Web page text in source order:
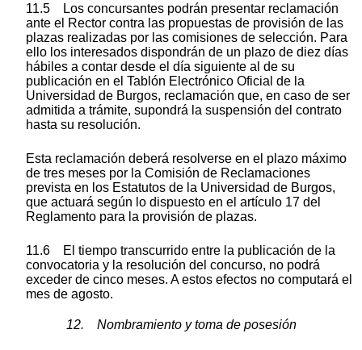
11.5 Los concursantes podrán presentar reclamación
ante el Rector contra las propuestas de provisión de las
plazas realizadas por las comisiones de selección. Para
ello los interesados dispondrán de un plazo de diez días
hábiles a contar desde el día siguiente al de su
publicación en el Tablón Electrónico Oficial de la
Universidad de Burgos, reclamación que, en caso de ser
admitida a trámite, supondrá la suspensión del contrato
hasta su resolución.
Esta reclamación deberá resolverse en el plazo máximo
de tres meses por la Comisión de Reclamaciones
prevista en los Estatutos de la Universidad de Burgos,
que actuará según lo dispuesto en el artículo 17 del
Reglamento para la provisión de plazas.
11.6 El tiempo transcurrido entre la publicación de la
convocatoria y la resolución del concurso, no podrá
exceder de cinco meses. A estos efectos no computará el
mes de agosto.
12. Nombramiento y toma de posesión